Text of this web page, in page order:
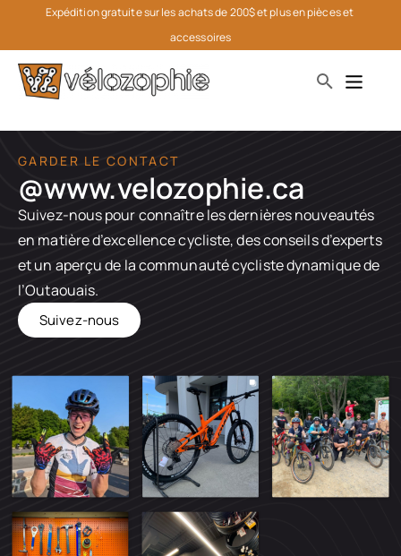
Expédition gratuite sur les achats de 200$ et plus en pièces et
accessoires
GARDER LE CONTACT
@www.velozophie.ca​
Suivez-nous pour connaître les dernières nouveautés
en matière d’excellence cycliste, des conseils d’experts
et un aperçu de la communauté cycliste dynamique de
l’Outaouais.
Suivez-nous